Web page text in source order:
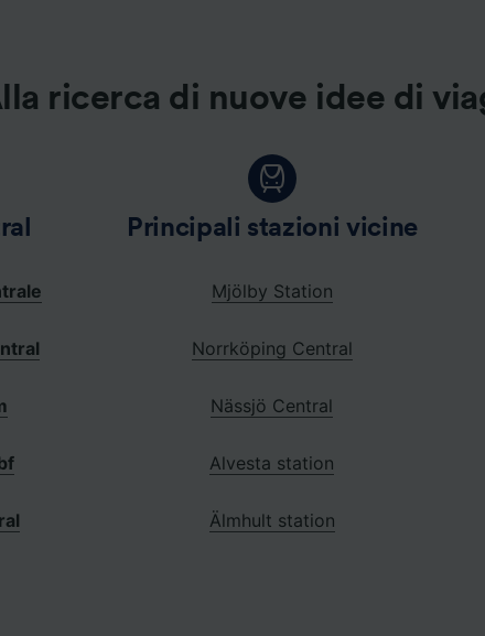
ricerca di nuove idee di
Principali stazioni vicine
Mjölby Station
Norrköping Central
Nässjö Central
Alvesta station
Älmhult station